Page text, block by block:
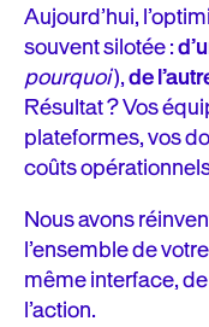
Aujourd’hui,
souvent silotée :
pourquoi),de
Résultat ? Vos
plateformes, vos
coûts
Nous avons
l’ensemble de
même interface,
l’action.